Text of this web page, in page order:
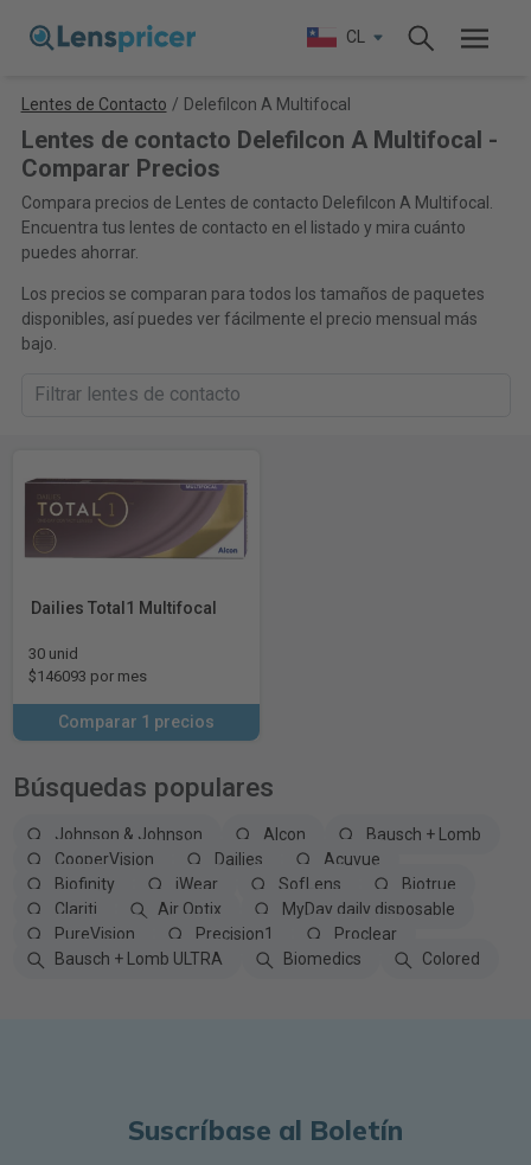
CL
Lentes de Contacto / Delefilcon A Multifocal
Lentes de contacto Delefilcon A Multifocal -
Comparar Precios
Compara precios de Lentes de contacto Delefilcon A Multifocal.
Encuentra tus lentes de contacto en el listado y mira cuánto
puedes ahorrar.
Los precios se comparan para todos los tamaños de paquetes
disponibles, así puedes ver fácilmente el precio mensual más
bajo.
Dailies Total1 Multifocal
30 unid
$146093 por mes
Comparar 1 precios
Búsquedas populares
Johnson & Johnson Alcon
Bausch + Lomb
CooperVision
Dailies
Acuvue
Biofinity
iWear SofLens
Biotrue
Clariti
Air Optix
MyDay daily disposable
PureVision
Precision1
Proclear
Bausch + Lomb ULTRA
Biomedics Colored
Suscríbase al Boletín